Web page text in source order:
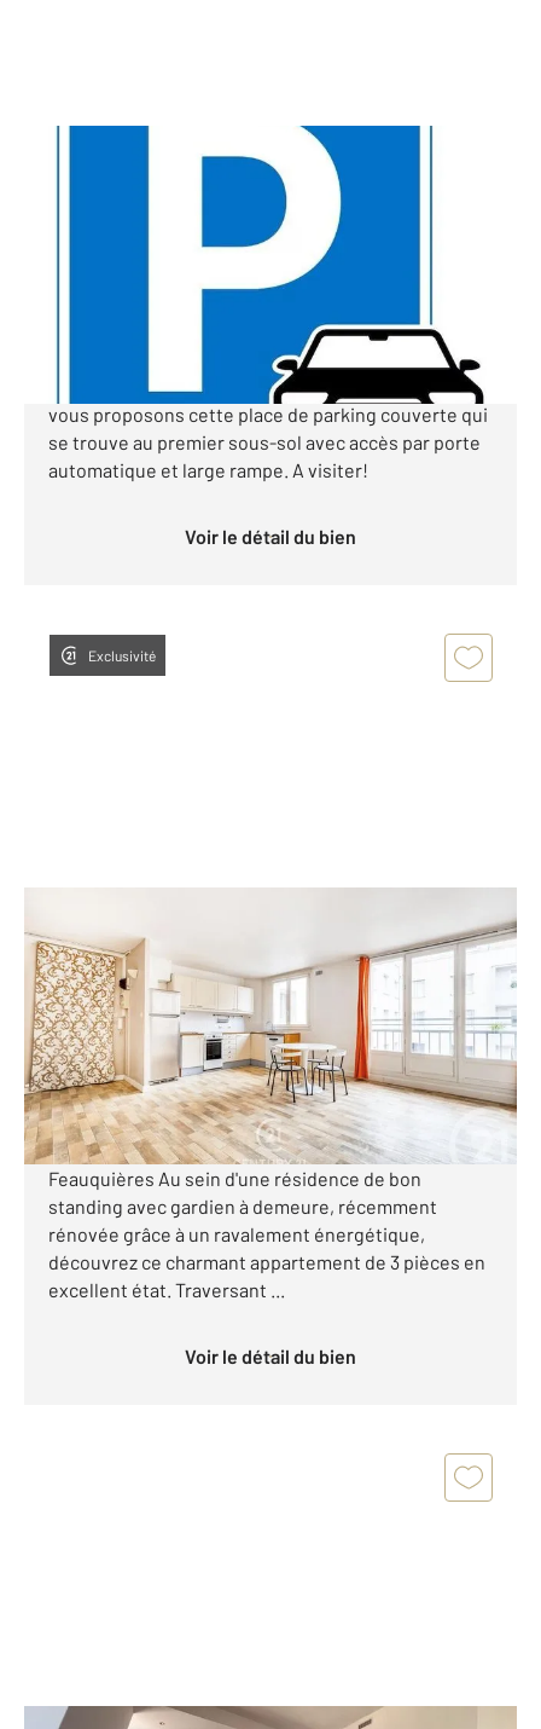
Parking à vendre
18 000 €
Paris 15ème Sud - Rue de VOUILLE! Dans un
immeuble récent de bon standing sécurisé, nous
vous proposons cette place de parking couverte qui
se trouve au premier sous-sol avec accès par porte
automatique et large rampe. A visiter!
Voir le détail du bien
Exclusivité
53,84 m2, 3 pièces
Ref : 26353
Appartement à vendre
505 000 €
Visiter le site dédié
Paris 15 Convention | À deux pas du square du Clos-
Feauquières Au sein d'une résidence de bon
standing avec gardien à demeure, récemment
rénovée grâce à un ravalement énergétique,
découvrez ce charmant appartement de 3 pièces en
excellent état. Traversant ...
Voir le détail du bien